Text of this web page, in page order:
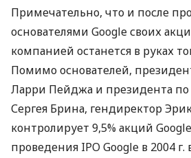
Примечательно, что и после
основателями Google своих
компанией останется в руках
Помимо основателей,
Ларри Пейджа и президента по
Сергея Брина, гендиректор
контролирует 9,5% акций
проведения IPO Google в 2004 г.